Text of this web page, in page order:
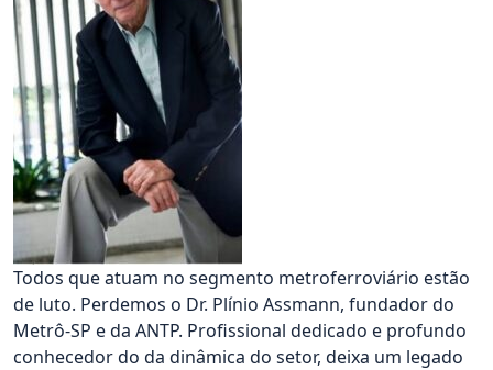
Todos que atuam no segmento metroferroviário estão
de luto. Perdemos o Dr. Plínio Assmann, fundador do
Metrô-SP e da ANTP. Profissional dedicado e profundo
conhecedor do da dinâmica do setor, deixa um legado